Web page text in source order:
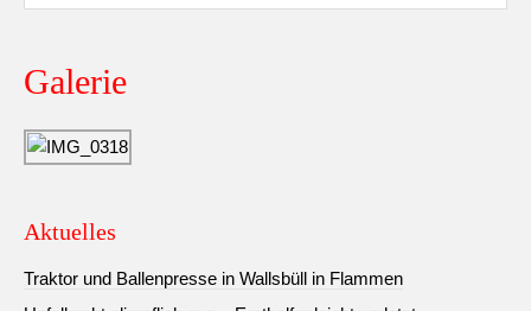
Galerie
Aktuelles
Traktor und Ballenpresse in Wallsbüll in Flammen